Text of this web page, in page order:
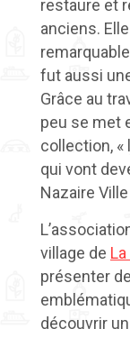
restaure et
anciens.
fut aussi
Grâce au
peu se met
collection, «
qui vont
Nazaire Ville
village de
présenter
découvrir